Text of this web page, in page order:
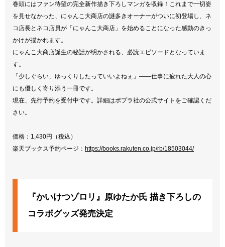
巻頭にはファン待望の完全新作描き下ろしマンガを収録！これまで一切姿
を見せなかった、にゃんこ大商店の謎多きオーナーがついに初登場し、ネ
コ店長とネコ店員が「にゃんこ大商店」を始めることになった感動のきっ
かけが描かれます。
にゃんこ大商店誕生の秘話が明かされる、必読エピソードとなっていま
す。
「少しぐらい、ゆっくりしたっていいよねぇ」――仕事に疲れた大人の心
にも優しく寄り添う一冊です。
現在、先行予約を受付中です。詳細はポプラ社の公式サイトをご確認くだ
さい。
価格：1,430円（税込）
楽天ブックス予約ページ： https://books.rakuten.co.jp/rb/18503044/
『かいけつゾロリ』原ゆたか氏 描き下ろしの
コラボグッズ発売決定